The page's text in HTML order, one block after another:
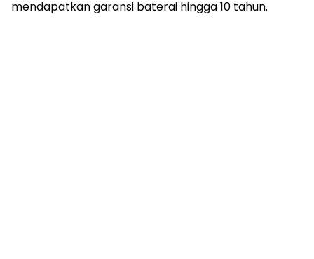
mendapatkan garansi baterai hingga 10 tahun.